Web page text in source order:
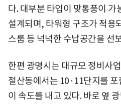
다. 대부분 타입이 맞통풍이 가
설계되며, 타워형 구조가 적용
스룸 등 넉넉한 수납공간을 선
한편 광명시는 대규모 정비사
철산동에서는 10·11단지를
이 속도를 내고 있다. 바로 옆